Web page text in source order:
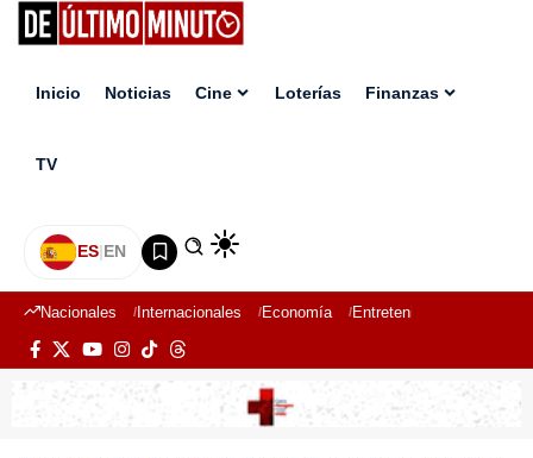
Inicio Noticias Cine Loterías Finanzas
TV
ES|EN
Nacionales Internacionales Economía Entretenimiento